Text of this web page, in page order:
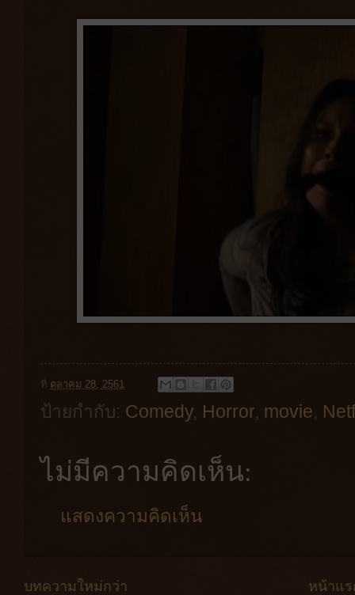
ที่ ตุลาคม 28, 2561
ป้ายกำกับ: Comedy, Horror, movie,
ไม่มีความคิดเห็น:
แสดงความคิดเห็น
บทความใหม่กว่า หน้าแร